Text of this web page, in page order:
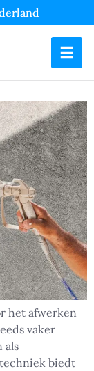
het afwerken
vaker
als
biedt